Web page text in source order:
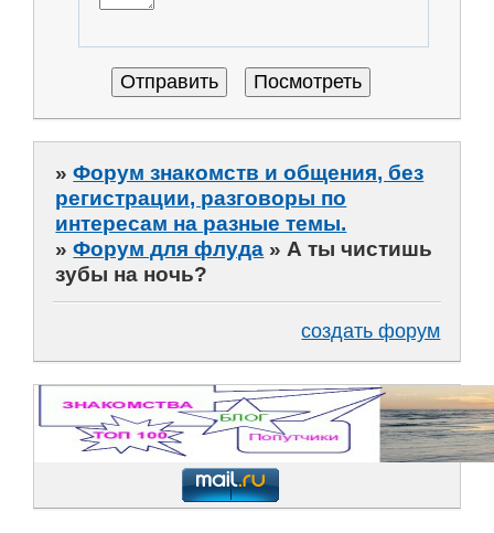
»Форум знакомств и общения, без
регистрации, разговоры по
интересам на разные темы.
»Форум для флуда » А ты чистишь
зубы на ночь?
создать форум